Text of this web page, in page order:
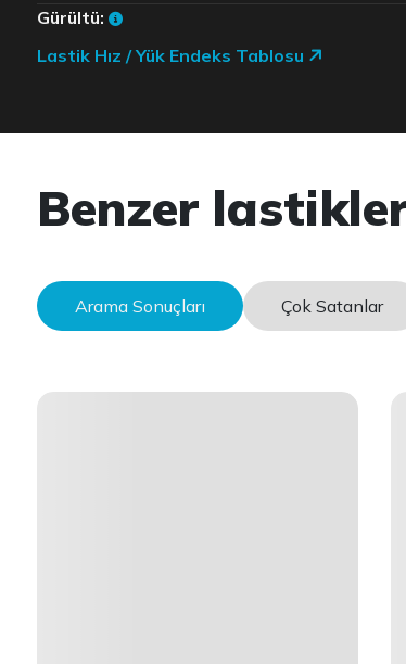
Gürültü:
Lastik Hız / Yük Endeks Tablosu
Benzer
Arama Sonuçları Çok Satanlar